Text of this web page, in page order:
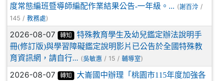
度常態編班暨導師編配作業結果公告-一年級。... (謝百泠 /
145 / 教務處)
2026-08-07 轉知
特殊教育學生及幼兒鑑定辦法說明手
冊(修訂版)與學習障礙鑑定說明影片已公告於全國特殊教
育資訊網，請自行... (吳敏惠 / 15 / 輔導室)
2026-08-07 轉知
大崙國中辦理「桃園市115年度加強各